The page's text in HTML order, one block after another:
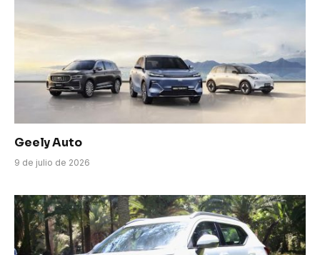
Geely Auto
9 de julio de 2026